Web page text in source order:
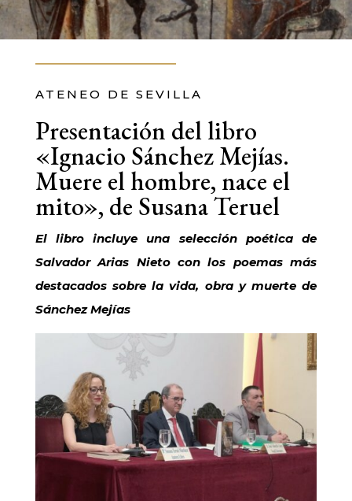
ATENEO DE SEVILLA
Presentación del libro
«Ignacio Sánchez Mejías.
Muere el hombre, nace el
mito», de Susana Teruel
El libro incluye una selección poética de
Salvador Arias Nieto con los poemas más
destacados sobre la vida, obra y muerte de
Sánchez Mejías